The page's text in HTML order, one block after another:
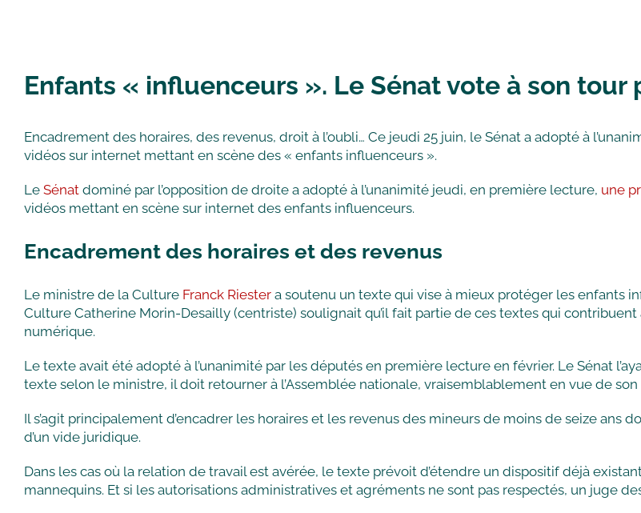
Enfants « influenceurs ». Le Sénat vote à son
Encadrement des horaires, des revenus, droit à l’oubli… Ce jeudi 25 juin, le Sénat a adopté à
vidéos sur internet mettant en scène des « enfants influenceurs ».
Le Sénat dominé par l’opposition de droite a adopté à l’unanimité jeudi, en première lecture, une
vidéos mettant en scène sur internet des enfants influenceurs.
Encadrement des horaires et des revenus
Le ministre de la Culture Franck Riester a soutenu un texte qui vise à mieux protéger les enfants
Culture Catherine Morin-Desailly (centriste) soulignait qu’il fait partie de ces textes qui contribuent
numérique.
Le texte avait été adopté à l’unanimité par les députés en première lecture en février. Le Sénat
texte selon le ministre, il doit retourner à l’Assemblée nationale, vraisemblablement en vue de
Il s’agit principalement d’encadrer les horaires et les revenus des mineurs de moins de seize ans
d’un vide juridique.
Dans les cas où la relation de travail est avérée, le texte prévoit d’étendre un dispositif déjà
mannequins. Et si les autorisations administratives et agréments ne sont pas respectés, un juge